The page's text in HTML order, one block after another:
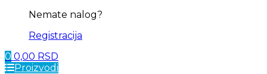
Nemate nalog?
Registracija
0 0,00 RSD
Proizvodi